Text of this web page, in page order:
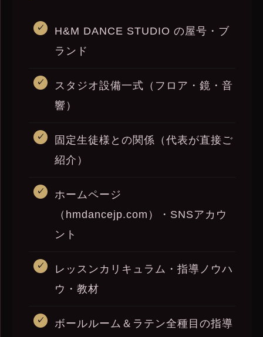
H&M DANCE STUDIO の屋号・ブ
ランド
スタジオ設備一式（フロア・鏡・音
響）
固定生徒様との関係（代表が直接ご
紹介）
ホームページ
（hmdancejp.com）・SNSアカウ
ント
レッスンカリキュラム・指導ノウハ
ウ・教材
ボールルーム＆ラテン全種目の指導